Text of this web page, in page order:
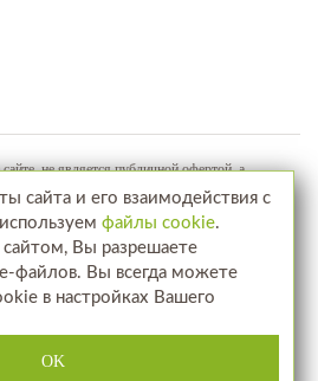
не является публичной офертой, а
информационных материалов
сайта и его взаимодействия с
файлы cookie.
Вы разрешаете
файлов. Вы всегда можете
в настройках Вашего
OK